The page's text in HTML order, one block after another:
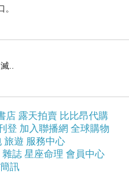
註）
..
店 露天拍賣 比比昂代購
登 加入聯播網 全球購物
旅遊 服務中心
雜誌 星座命理 會員中心
訊